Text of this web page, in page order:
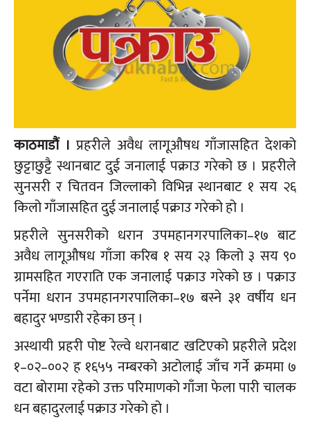
काठमाडौं । प्रहरीले अवैध लागूऔषध गाँजासहित देशको
छुट्टाछुट्टै स्थानबाट दुई जनालाई पक्राउ गरेको छ । प्रहरीले
सुनसरी र चितवन जिल्लाको विभिन्न स्थानबाट १ सय २६
किलो गाँजासहित दुई जनालाई पक्राउ गरेको हो ।
प्रहरीले सुनसरीको धरान उपमहानगरपालिका–१७ बाट
अवैध लागूऔषध गाँजा करिब १ सय २३ किलो ३ सय ९०
ग्रामसहित गएराति एक जनालाई पक्राउ गरेको छ । पक्राउ
पर्नेमा धरान उपमहानगरपालिका–१७ बस्ने ३१ वर्षीय धन
बहादुर भण्डारी रहेका छन् ।
अस्थायी प्रहरी पोष्ट रेल्वे धरानबाट खटिएको प्रहरीले प्रदेश
१–०२–००२ ह १६५५ नम्बरको अटोलाई जाँच गर्ने क्रममा ७
वटा बोरामा रहेको उक्त परिमाणको गाँजा फेला पारी चालक
धन बहादुरलाई पक्राउ गरेको हो ।